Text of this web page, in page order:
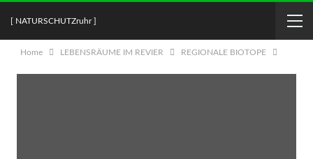
[ NATURSCHUTZruhr ]
Home LEBENSRÄUME IM REVIER REGIONALE BIOTOPE